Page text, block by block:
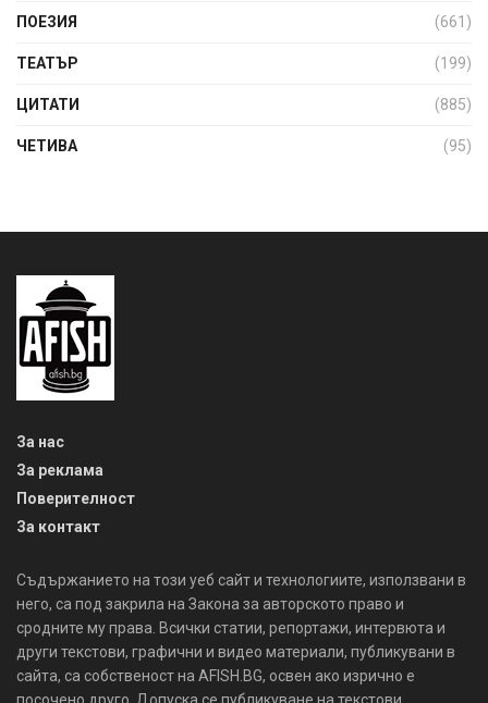
ПОЕЗИЯ (661)
ТЕАТЪР (199)
ЦИТАТИ (885)
ЧЕТИВА (95)
За нас
За реклама
Поверителност
За контакт
Съдържанието на този уеб сайт и технологиите, използвани в
него, са под закрила на Закона за авторското право и
сродните му права. Всички статии, репортажи, интервюта и
други текстови, графични и видео материали, публикувани в
сайта, са собственост на AFISH.BG, освен ако изрично е
посочено друго. Допуска се публикуване на текстови